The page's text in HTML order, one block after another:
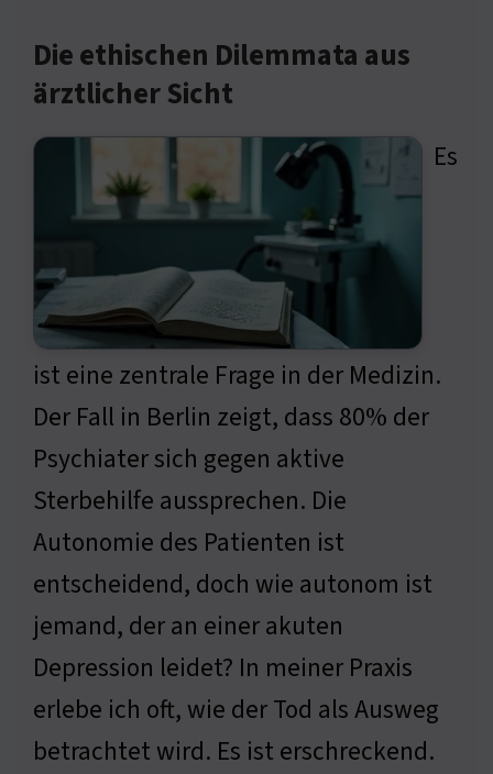
Die ethischen Dilemmata aus
ärztlicher Sicht
Es
ist eine zentrale Frage in der Medizin.
Der Fall in Berlin zeigt, dass 80% der
Psychiater sich gegen aktive
Sterbehilfe aussprechen. Die
Autonomie des Patienten ist
entscheidend, doch wie autonom ist
jemand, der an einer akuten
Depression leidet? In meiner Praxis
erlebe ich oft, wie der Tod als Ausweg
betrachtet wird. Es ist erschreckend.